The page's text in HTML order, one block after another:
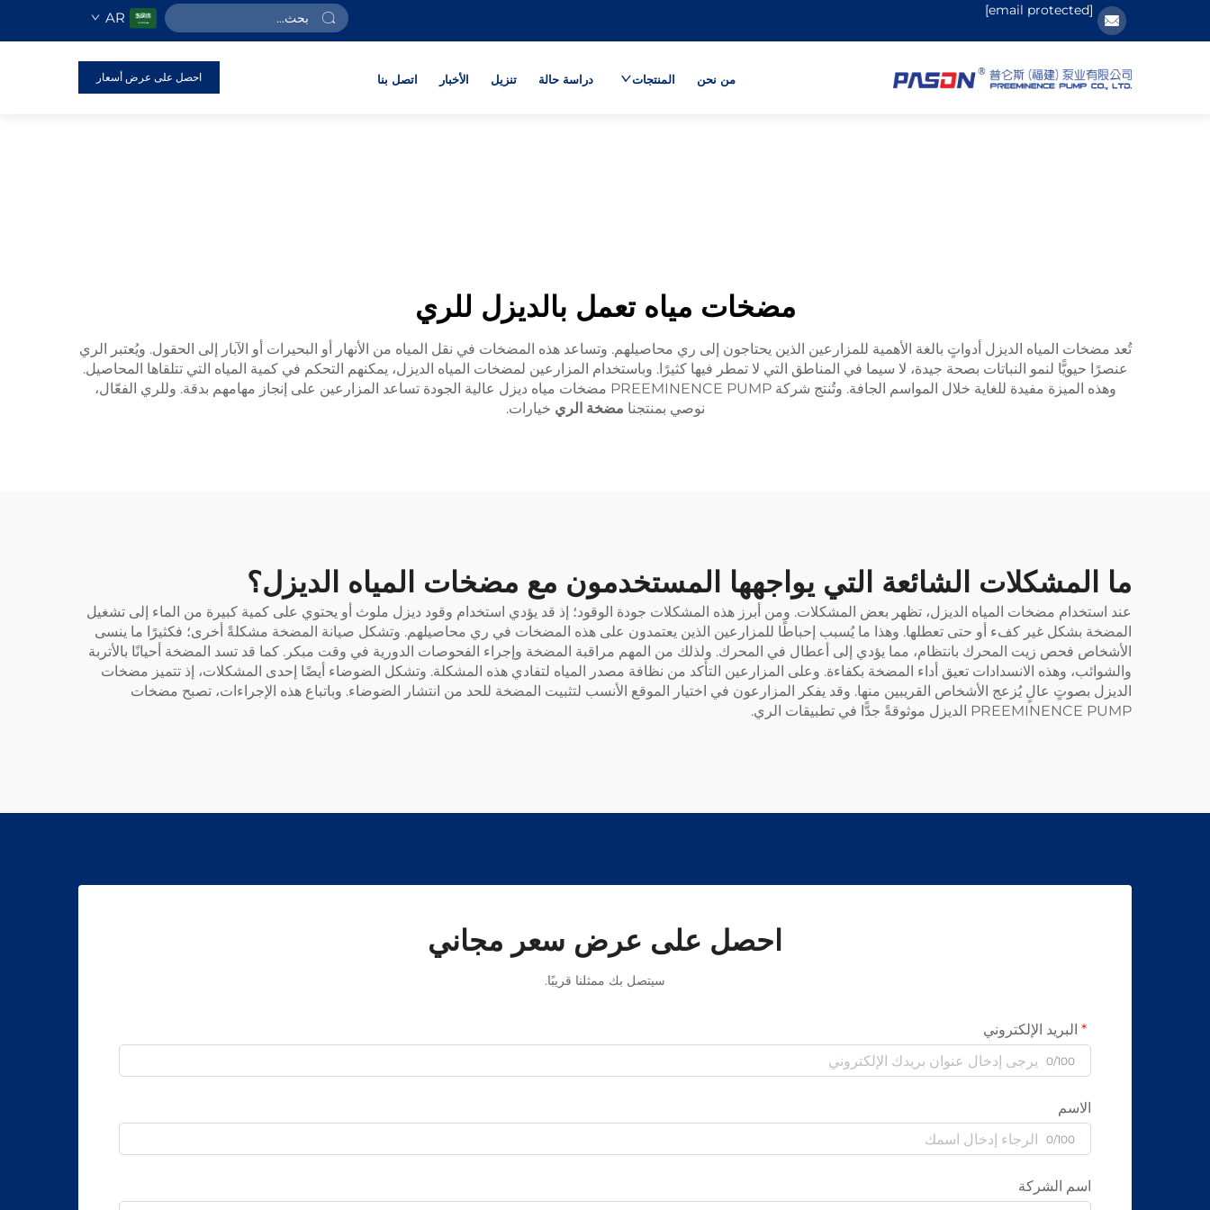
[email protected]
AR
من نحن المنتجات دراسة حالة تنزيل الأخبار اتصل بنا احصل على عرض أسعار
مضخات مياه تعمل بالديزل للري
تُعد مضخات المياه الديزل أدواتٍ بالغة الأهمية للمزارعين الذين يحتاجون إلى ري محاصيلهم. وتساعد هذه المضخات في نقل المياه من الأنهار أو البحيرات أو الآبار إلى الحقول. ويُعتبر الري
عنصرًا حيويًّا لنمو النباتات بصحة جيدة، لا سيما في المناطق التي لا تمطر فيها كثيرًا. وباستخدام المزارعين لمضخات المياه الديزل، يمكنهم التحكم في كمية المياه التي تتلقاها المحاصيل.
وهذه الميزة مفيدة للغاية خلال المواسم الجافة. وتُنتج شركة PREEMINENCE PUMP مضخات مياه ديزل عالية الجودة تساعد المزارعين على إنجاز مهامهم بدقة. وللري الفعّال،
نوصي بمنتجنا مضخة الري خيارات.
ما المشكلات الشائعة التي يواجهها المستخدمون مع مضخات المياه الديزل؟
عند استخدام مضخات المياه الديزل، تظهر بعض المشكلات. ومن أبرز هذه المشكلات جودة الوقود؛ إذ قد يؤدي استخدام وقود ديزل ملوث أو يحتوي على كمية كبيرة من الماء إلى تشغيل
المضخة بشكل غير كفء أو حتى تعطلها. وهذا ما يُسبب إحباطًا للمزارعين الذين يعتمدون على هذه المضخات في ري محاصيلهم. وتشكل صيانة المضخة مشكلةً أخرى؛ فكثيرًا ما ينسى
الأشخاص فحص زيت المحرك بانتظام، مما يؤدي إلى أعطال في المحرك. ولذلك من المهم مراقبة المضخة وإجراء الفحوصات الدورية في وقت مبكر. كما قد تسد المضخة أحيانًا بالأتربة
والشوائب، وهذه الانسدادات تعيق أداء المضخة بكفاءة. وعلى المزارعين التأكد من نظافة مصدر المياه لتفادي هذه المشكلة. وتشكل الضوضاء أيضًا إحدى المشكلات، إذ تتميز مضخات
الديزل بصوتٍ عالٍ يُزعج الأشخاص القريبين منها. وقد يفكر المزارعون في اختيار الموقع الأنسب لتثبيت المضخة للحد من انتشار الضوضاء. وباتباع هذه الإجراءات، تصبح مضخات
PREEMINENCE PUMP الديزل موثوقةً جدًّا في تطبيقات الري.
احصل على عرض سعر مجاني
سيتصل بك ممثلنا قريبًا.
البريد الإلكتروني
0/100
الاسم
0/100
اسم الشركة